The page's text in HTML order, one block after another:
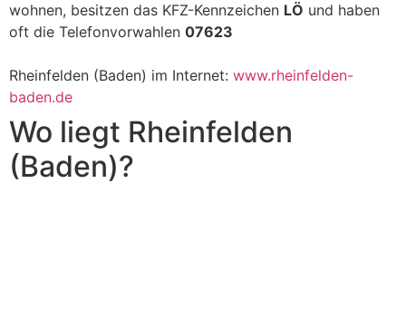
wohnen, besitzen das KFZ-Kennzeichen LÖ und haben
oft die Telefonvorwahlen 07623
Rheinfelden (Baden) im Internet: www.rheinfelden-
baden.de
Wo liegt Rheinfelden
(Baden)?